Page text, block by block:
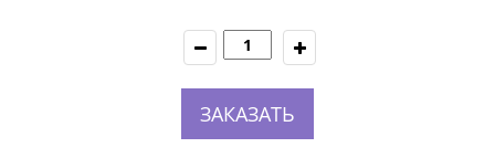
ЗАКАЗАТЬ